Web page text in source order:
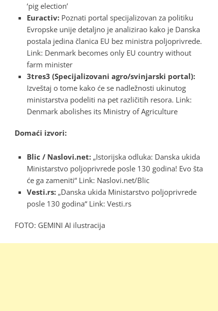
‘pig election’
Euractiv: Poznati portal specijalizovan za politiku
Evropske unije detaljno je analizirao kako je Danska
postala jedina članica EU bez ministra poljoprivrede.
Link: Denmark becomes only EU country without
farm minister
3tres3 (Specijalizovani agro/svinjarski portal):
Izveštaj o tome kako će se nadležnosti ukinutog
ministarstva podeliti na pet različitih resora. Link:
Denmark abolishes its Ministry of Agriculture
Domaći izvori:
Blic / Naslovi.net: „Istorijska odluka: Danska ukida
Ministarstvo poljoprivrede posle 130 godina! Evo šta
će ga zameniti“ Link: Naslovi.net/Blic
Vesti.rs: „Danska ukida Ministarstvo poljoprivrede
posle 130 godina“ Link: Vesti.rs
FOTO: GEMINI AI ilustracija